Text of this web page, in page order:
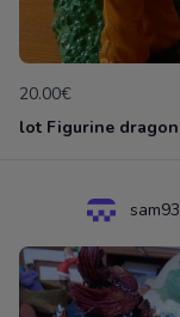
20.00€
sam93